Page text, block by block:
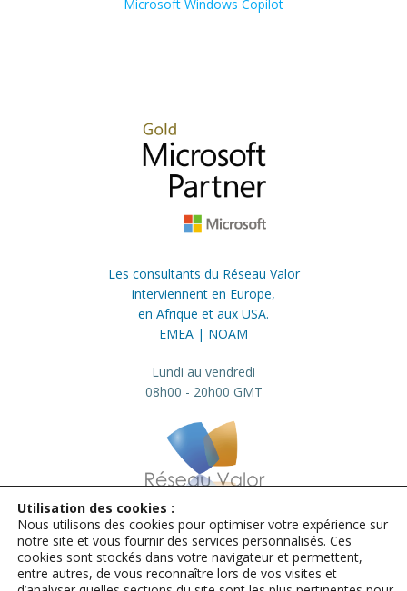
Microsoft Windows Copilot
Les consultants du Réseau Valor
interviennent en Europe,
en Afrique et aux USA.
EMEA | NOAM
Lundi au vendredi
08h00 - 20h00 GMT
info@valor.pro +33 184 73 01 23
Mentions légales
Utilisation des cookies :
Nous utilisons des cookies pour optimiser votre expérience sur
notre site et vous fournir des services personnalisés. Ces
cookies sont stockés dans votre navigateur et permettent,
entre autres, de vous reconnaître lors de vos visites et